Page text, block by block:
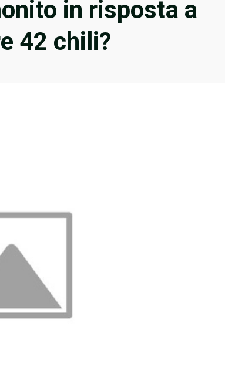
in risposta a
42 chili?